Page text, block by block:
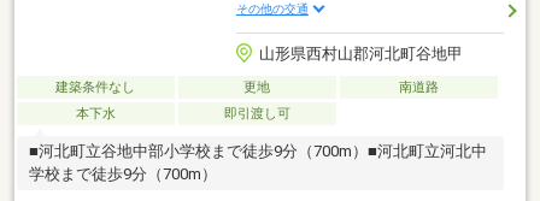
その他の交通
山形県西村山郡河北町谷地甲
建築条件なし 更地
南道路
本下水
即引渡し可
■河北町立谷地中部小学校まで徒歩9分（700m）■河北町立河北中
学校まで徒歩9分（700m）